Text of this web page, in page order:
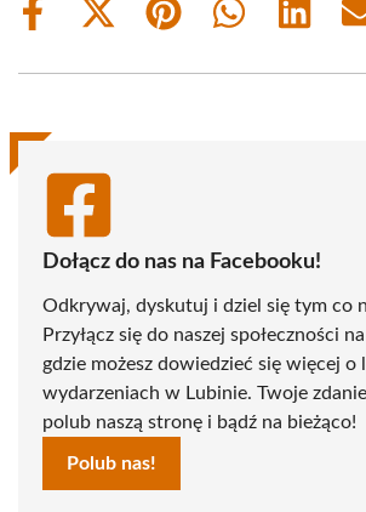
Share
Share
(Twitter)
Share
Share
Share
Dołącz do nas na Facebooku!
Odkrywaj, dyskutuj i dziel się tym co
Przyłącz się do naszej społeczności
gdzie możesz dowiedzieć się więcej o
wydarzeniach w Lubinie. Twoje
polub naszą stronę i bądź na bieżąco!
Polub nas!